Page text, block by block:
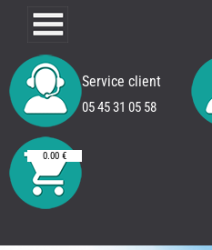
Service client
05 45 31 05 58
0.00 €